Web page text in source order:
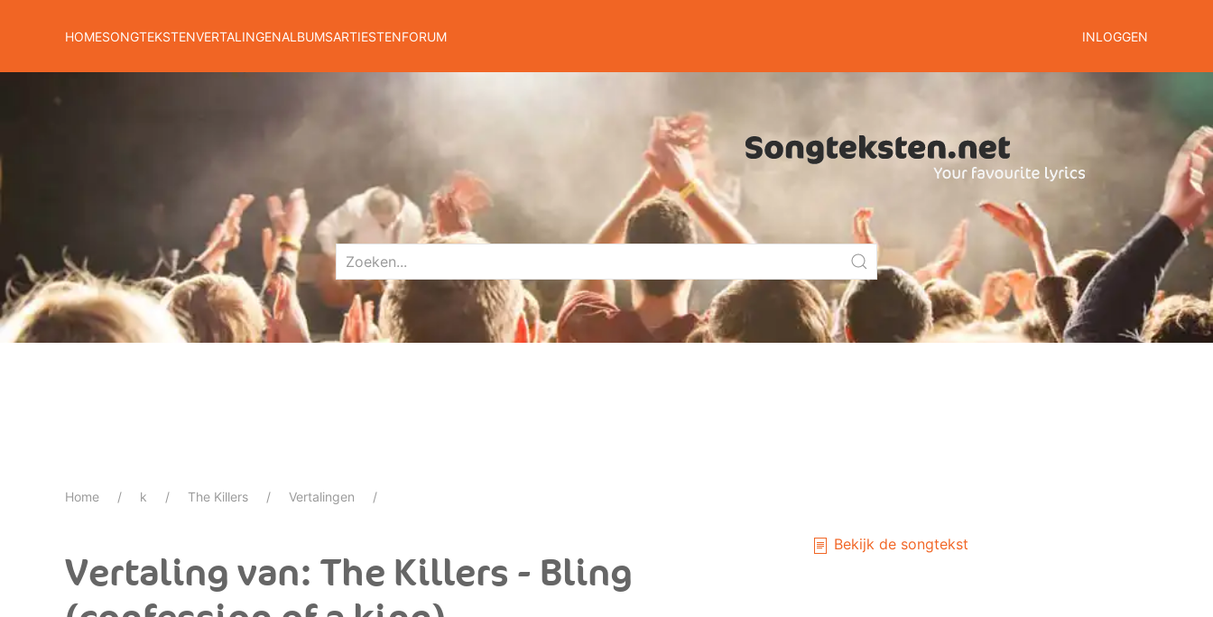
HOMESONGTEKSTENVERTALINGENALBUMSARTIESTENFORUM INLOGGEN
Home k The Killers Vertalingen
Vertaling van: The Killers - Bling
Bekijk de songtekst